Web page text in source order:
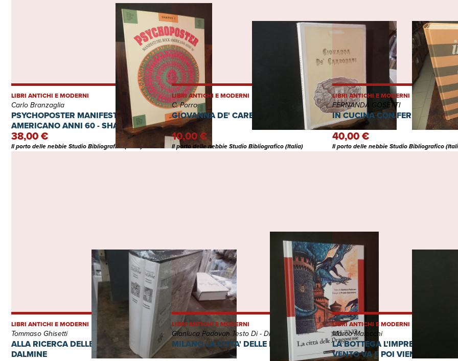
PSYCHOPOSTER MANIFESTI DEL ROCK
AMERICANO ANNI 60 - SHAPES 1
LIBRI ANTICHI E MODERNI
Carlo Branzaglia
38,00 €
Il porto delle nebbie Studio Bibliografico (Italia)
GIOVANNA DE' CARBONATI
LIBRI ANTICHI E MODERNI
C. Porro
10,00 €
Il porto delle nebbie Studio Bibliografico (Italia)
IN CUCINA CON FERNANDA
LIBRI ANTICHI E MODERNI
FERNANDA GOSETTI
40,00 €
Il porto delle nebbie Studio Bibliografico
ALLA RICERCA DELLE RADICI DI
DALMINE
LIBRI ANTICHI E MODERNI
Tommaso Ghisetti
MILANO LA CITTA' DELLE DRAGONESSE
LIBRI ANTICHI E MODERNI
Gianluca Padovan Testo Di - Disegni Di Frantz Gauviniere
LA BOTTEGA L'IMPRESA LA
VENTO VA E POI VIENE
LIBRI ANTICHI E MODERNI
Marco Maiocchi